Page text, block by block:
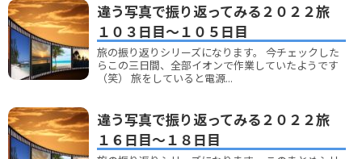
違う写真で振り返ってみる２０２２旅
１０３日目～１０５日目
旅の振り返りシリーズになります。 今チェックした
らこの三日間、全部イオンで作業していたようです
（笑） 旅をしていると電源...
違う写真で振り返ってみる２０２２旅
１６日目～１８日目